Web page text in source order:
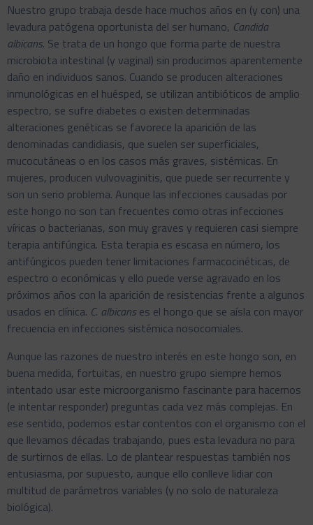
Nuestro grupo trabaja desde hace muchos años en (y con) una
levadura patógena oportunista del ser humano, Candida
albicans. Se trata de un hongo que forma parte de nuestra
microbiota intestinal (y vaginal) sin producirnos aparentemente
daño en individuos sanos. Cuando se producen alteraciones
inmunológicas en el huésped, se utilizan antibióticos de amplio
espectro, se sufre diabetes o existen determinadas
alteraciones genéticas se favorece la aparición de las
denominadas candidiasis, que suelen ser superficiales,
mucocutáneas o en los casos más graves, sistémicas. En
mujeres, producen vulvovaginitis, que puede ser recurrente y
son un serio problema. Aunque las infecciones causadas por
este hongo no son tan frecuentes como otras infecciones
víricas o bacterianas, son muy graves y requieren casi siempre
terapia antifúngica. Esta terapia es escasa en número, los
antifúngicos pueden tener limitaciones farmacocinéticas, de
espectro o económicas y ello puede verse agravado en los
próximos años con la aparición de resistencias frente a algunos
usados en clínica. C. albicans es el hongo que se aísla con mayor
frecuencia en infecciones sistémica nosocomiales.
Aunque las razones de nuestro interés en este hongo son, en
buena medida, fortuitas, en nuestro grupo siempre hemos
intentado usar este microorganismo fascinante para hacernos
(e intentar responder) preguntas cada vez más complejas. En
ese sentido, podemos estar contentos con el organismo con el
que llevamos décadas trabajando, pues esta levadura no para
de surtirnos de ellas. Lo de plantear respuestas también nos
entusiasma, por supuesto, aunque ello conlleve lidiar con
multitud de parámetros variables (y no solo de naturaleza
biológica).